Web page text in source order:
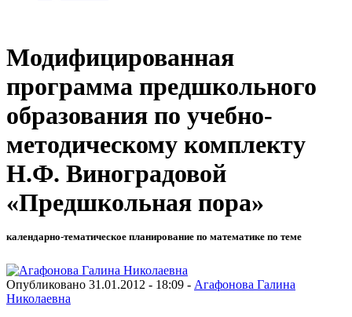
Модифицированная
программа предшкольного
образования по учебно-
методическому комплекту
Н.Ф. Виноградовой
«Предшкольная пора»
календарно-тематическое планирование по математике по теме
Опубликовано 31.01.2012 - 18:09 - Агафонова Галина
Николаевна